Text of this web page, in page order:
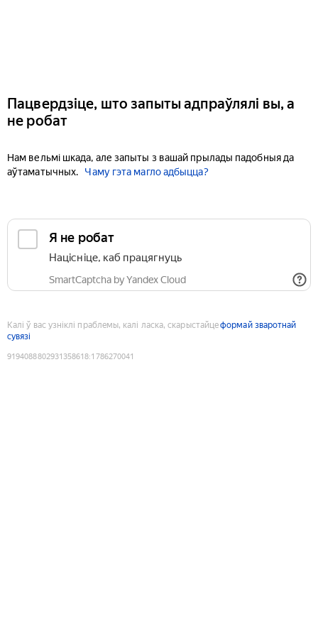
Пацвердзіце, што запыты адпраўлялі вы, а
не робат
Нам вельмі шкада, але запыты з вашай прылады падобныя да
аўтаматычных.
Чаму гэта магло адбыцца?
Я не робат
Націсніце, каб працягнуць
SmartCaptcha by Yandex Cloud
Калі ў вас узніклі праблемы, калі ласка, скарыстайцеформай зваротнай
сувязі
9194088802931358618:1786270041